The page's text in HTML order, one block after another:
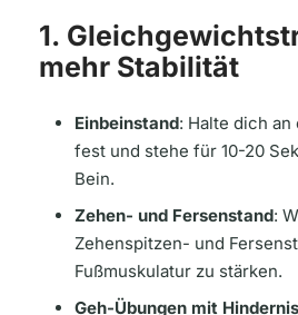
1.
mehr Stabilität
Einbeinstand: Halte dich
fest und stehe für 10-20
Bein.
Zehen- und Fersenstand:
Zehenspitzen- und
Fußmuskulatur zu stärken.
Geh-Übungen mit